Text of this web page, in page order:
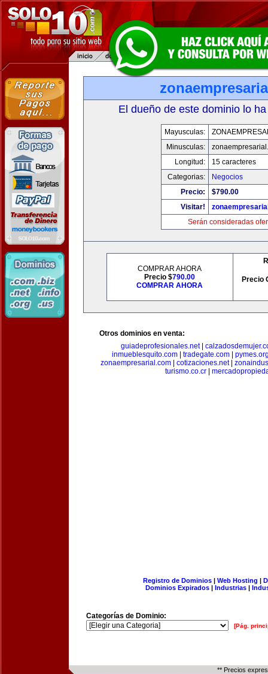
El dueño de este dominio lo
Mayusculas:
Minusculas:
Longitud:
15 caracteres
Categorias:
Negocios
Precio:
$790.00
Visitar!
Serán consideradas
COMPRAR AHORA
Precio $790.00
COMPRAR AHORA
Precio
Otros dominios en venta:
guiadeprofesionales.net|
inmueblesquito.com
tradegate.com
zonaempresarial.com| cotizaciones.net|
turismo.co.cr|
Registro de Dominios| Web Hosting |
Dominios Expirados | Industrias |
Categorías de Dominio:
[Pág.
** Precios